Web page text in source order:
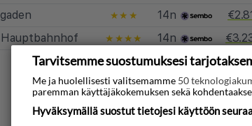
★★★ 14n
★★★★ 14n
Etsi matkoja kohteeseen
Tarvitsemme suostumuksesi
Me ja huolellisesti valitsemamme 50
paremman käyttäjäkokemuksen sekä
Hyväksymällä suostut tietojesi käyttöön